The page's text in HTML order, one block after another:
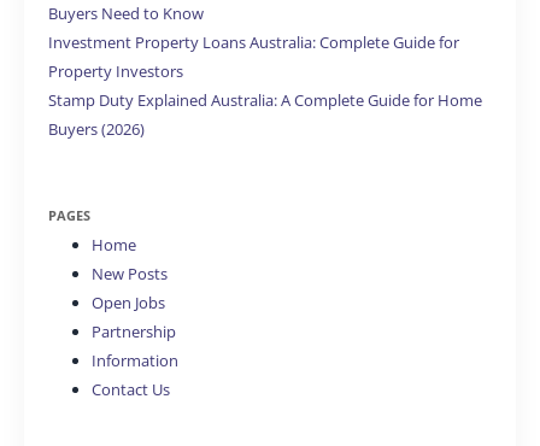
Buyers Need to Know
Investment Property Loans Australia: Complete Guide for
Property Investors
Stamp Duty Explained Australia: A Complete Guide for Home
Buyers (2026)
PAGES
Home
New Posts
Open Jobs
Partnership
Information
Contact Us